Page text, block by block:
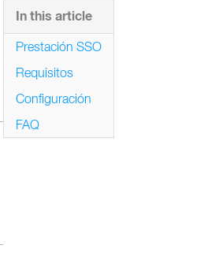
In this article
Prestación SSO
Requisitos
Configuración
FAQ